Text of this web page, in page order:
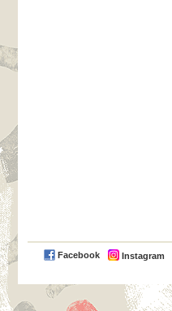
Facebook Instagram